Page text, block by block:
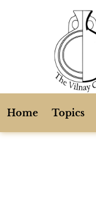
Home Topics